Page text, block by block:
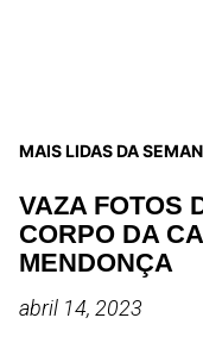
MAIS LIDAS DA
VAZA FOTOS
CORPO DA
MENDONÇA
abril 14, 2023